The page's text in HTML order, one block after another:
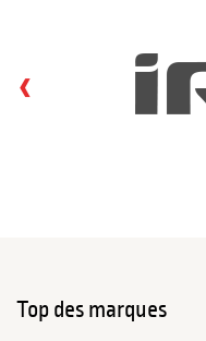
‹
Top des marques